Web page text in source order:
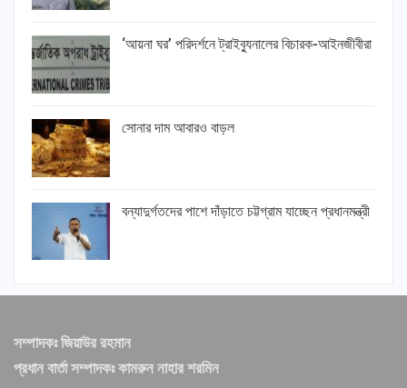
‘আয়না ঘর’ পরিদর্শনে ট্রাইব্যুনালের বিচারক-আইনজীবীরা
সোনার দাম আবারও বাড়ল
বন্যাদুর্গতদের পাশে দাঁড়াতে চট্টগ্রাম যাচ্ছেন প্রধানমন্ত্রী
সম্পাদকঃ জিয়াউর রহমান
প্রধান বার্তা সম্পাদকঃ কামরুন নাহার শরমিন